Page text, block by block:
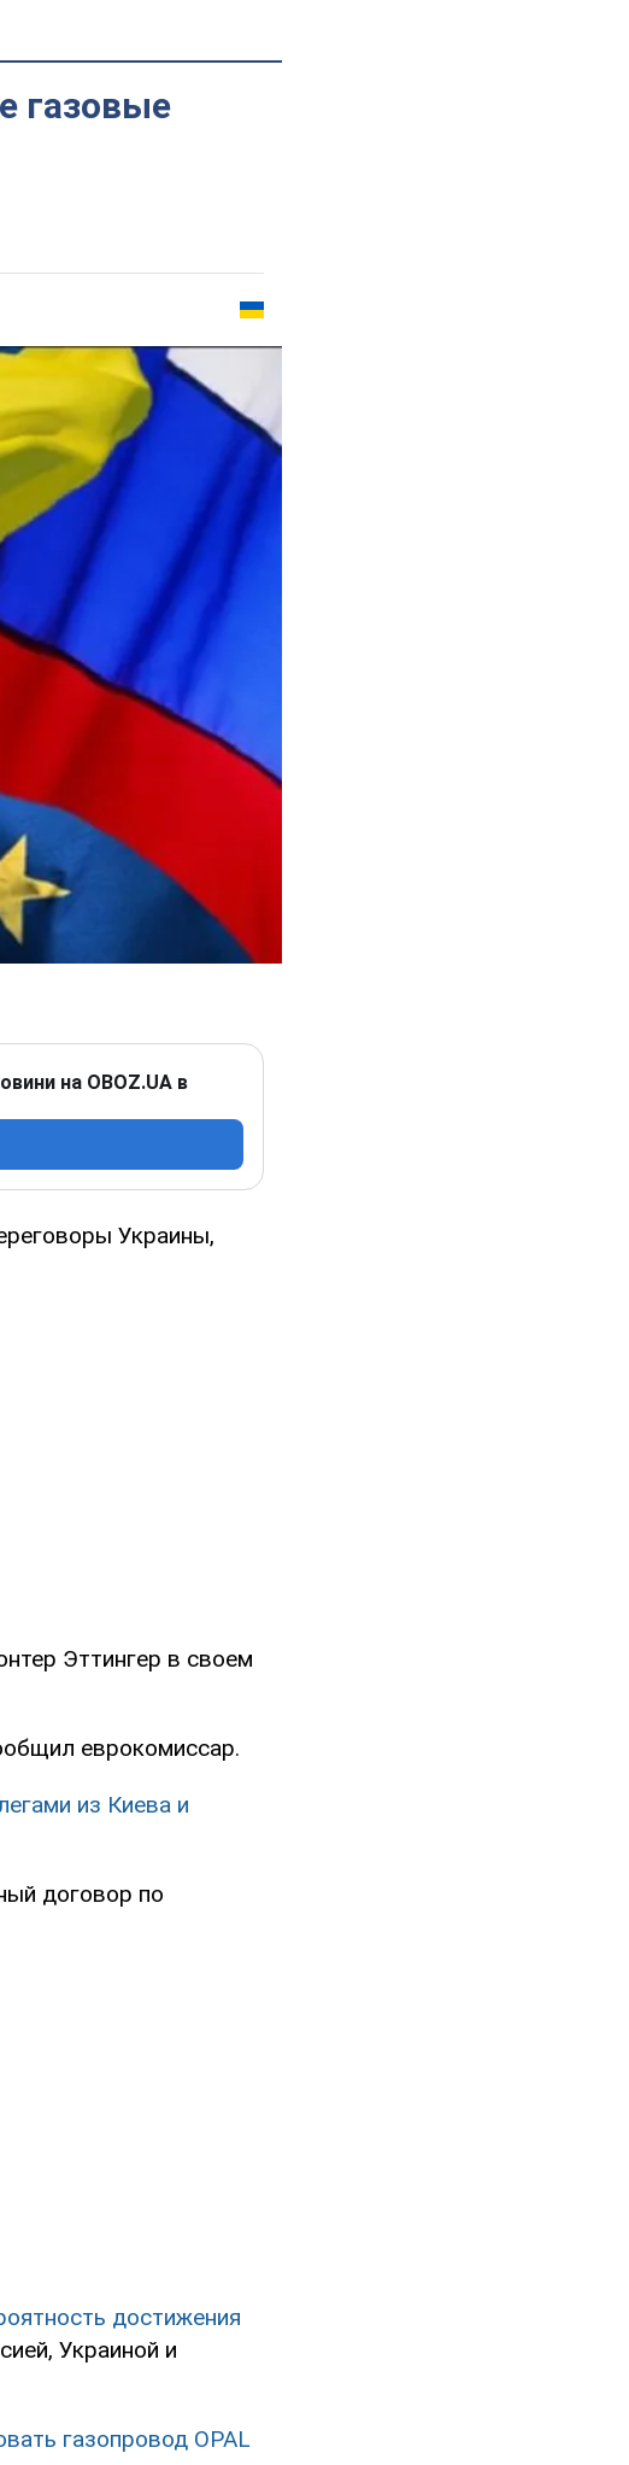
газовые
на OBOZ.UA в
Украины,
Эттингер в своем
еврокомиссар.
из Киева и
договор по
достижения
Украиной и
газопровод OPAL